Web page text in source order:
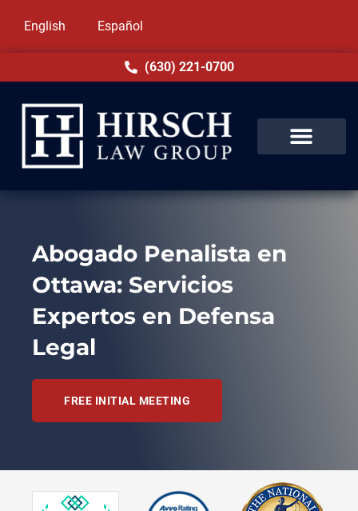
English Español
(630) 221-0700
Abogado Penalista en
Ottawa: Servicios
Expertos en Defensa
Legal
FREE INITIAL MEETING